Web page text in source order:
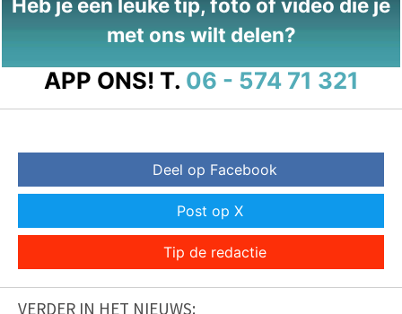
Heb je een leuke tip, foto of video die je
met ons wilt delen?
APP ONS! T. 06 - 574 71 321
Deel op Facebook
Post op X
Tip de redactie
VERDER IN HET NIEUWS: